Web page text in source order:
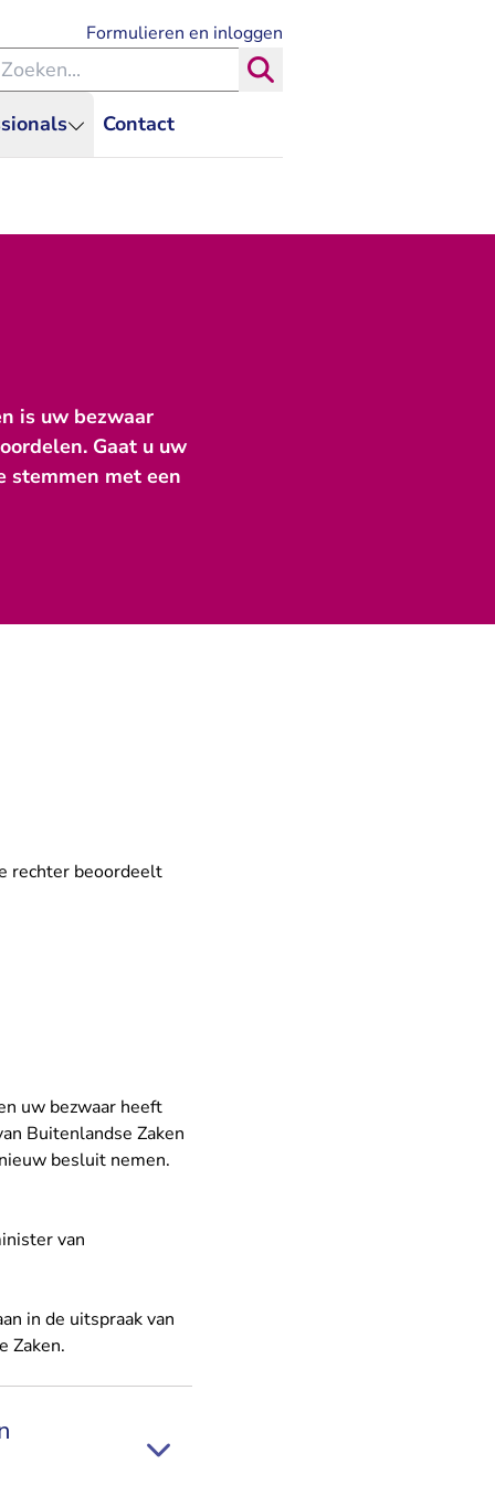
Contact
Formulieren en inloggen
binnen de Rechtspraak
is uw bezwaar
Gaat u uw
stemmen met een
rechter beoordeelt
uw bezwaar heeft
Buitenlandse Zaken
besluit nemen.
van
in de uitspraak van
Zaken.